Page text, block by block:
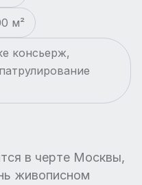
м²
консьерж,
в черте Москвы,
живописном